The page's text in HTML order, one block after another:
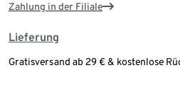
Zahlung in der Filiale
Lieferung
Gratisversand ab 29 € & kostenlose